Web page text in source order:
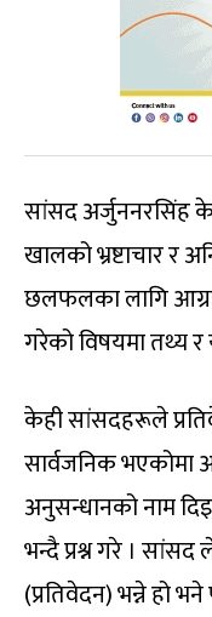
सांसद अर्जुननरसिंह
खालको भ्रष्टाचार र
छलफलका लागि
गरेको विषयमा तथ्य
केही सांसदहरूले
सार्वजनिक भएकोमा
अनुसन्धानको नाम
भन्दै प्रश्न गरे ।
(प्रतिवेदन) भन्ने हो